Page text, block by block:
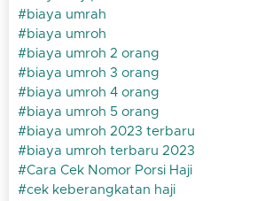
biaya umrah
biaya umroh
biaya umroh 2 orang
biaya umroh 3 orang
biaya umroh 4 orang
biaya umroh 5 orang
biaya umroh 2023 terbaru
biaya umroh terbaru 2023
Cara Cek Nomor Porsi Haji
cek keberangkatan haji